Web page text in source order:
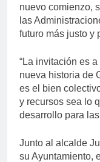
nuevo comienzo,
las
futuro más justo y
“La invitación es
nueva historia de
es el bien
y recursos sea lo
desarrollo para
Junto al alcalde
su Ayuntamiento,